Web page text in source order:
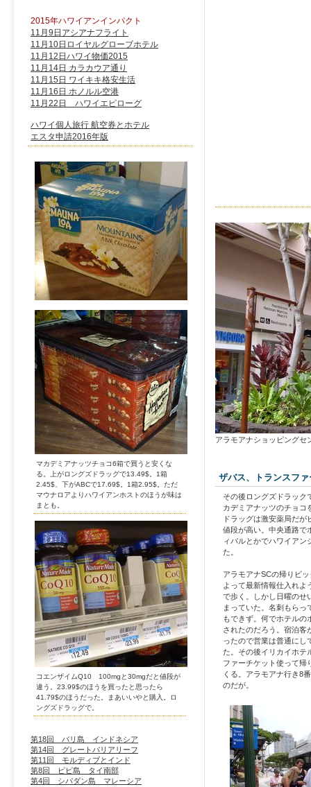
アラモアナショッピング
ザバス、トランスフ
その後ロングズドラック
カデミアナッツのチョコ
ドラッグは激安薬局だが
値段が高い。中央通路で
ィバルとかでハワイアン
た。
アラモアナSCの帰りビ
よって最新情報仕入れよ
で歩く。しかし日曜のせ
まっていた。名刺もらっ
もできず。何でホテルの
されたのだろう。宿泊客
ったので営業は普通にし
た。その後イリカイホテ
ファーチケット使って帰
くる。アラモアナ行き8
のだが。
2015年ハワイアンインパクト
11月9日アシアナフライト
11月10日ロイヤルグローブホテル
11月12日ハワイ物価2015
11月14日 カラカウア通り
11月15日 ワイキキ格安生活
11月16日 ホノルル空港
11月22日 ハワイエピローグ
ハワイ個人旅行 航空券とホテル
エスタ申請2016年版
マカデミアナッツチョコ6箱で買うと安くな
る。上がロングズドラッグで13.49$。1箱
2.45$、下がABCで17.69$。1箱2.95$。ただ
マウナロアよりハワイアンホストのほうが味は
まとも。
コエンザイムQ10 100mgと30mgだと値段が
違う。23.99$のほうを買ったと思ったら
41.79$のほうだった。まあいいやと購入。ロ
ングズドラッグで。
第18回 バリ島 インドネシア
第14回 グレートバリアリーフ
第11回 モルディブとインド
第8回 ピピ島 タイ南部
第4回 シパダン島 マレーシア